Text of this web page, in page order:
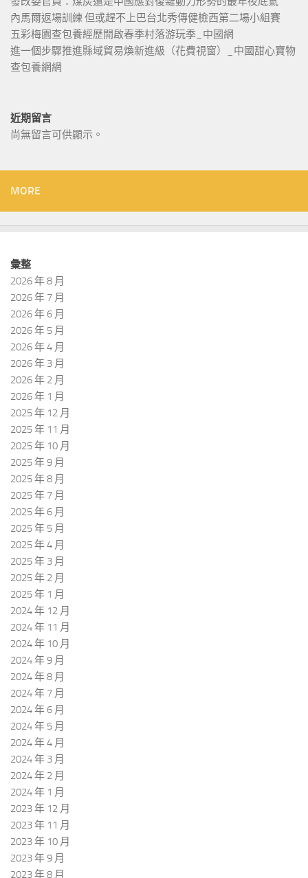
內馬爾返場訓練 但或趕不上巴台北秀傳健檢西第二場小組賽
五彩梅園查包養經歷開啟春季村落游玩季_中國網
進一個步驟推進縣域貿易煥新進級（花費視窗）_中國甜心寶物
查包養網網
近期留言
尚無留言可供顯示。
MORE
彙整
2026 年 8 月
2026 年 7 月
2026 年 6 月
2026 年 5 月
2026 年 4 月
2026 年 3 月
2026 年 2 月
2026 年 1 月
2025 年 12 月
2025 年 11 月
2025 年 10 月
2025 年 9 月
2025 年 8 月
2025 年 7 月
2025 年 6 月
2025 年 5 月
2025 年 4 月
2025 年 3 月
2025 年 2 月
2025 年 1 月
2024 年 12 月
2024 年 11 月
2024 年 10 月
2024 年 9 月
2024 年 8 月
2024 年 7 月
2024 年 6 月
2024 年 5 月
2024 年 4 月
2024 年 3 月
2024 年 2 月
2024 年 1 月
2023 年 12 月
2023 年 11 月
2023 年 10 月
2023 年 9 月
2023 年 8 月